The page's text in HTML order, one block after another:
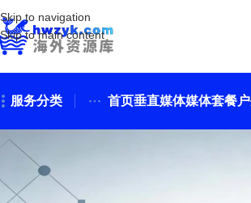
Skip to navigation
Skip to main content
服务分类 首页垂直媒体媒体套餐